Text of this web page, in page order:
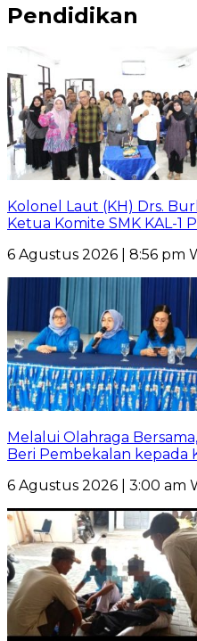
Pendidikan
Kolonel Laut (KH) Drs.
Ketua Komite SMK KAL-1
6 Agustus 2026 | 8:56 pm
Melalui Olahraga
Beri Pembekalan kepada
6 Agustus 2026 | 3:00 am